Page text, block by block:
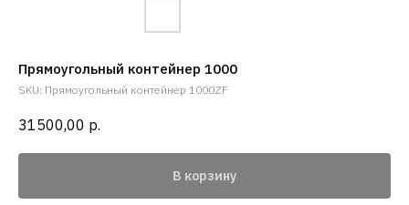
Прямоугольный контейнер 1000
SKU: Прямоугольный контейнер 1000ZF
31500,00 р.
В корзину